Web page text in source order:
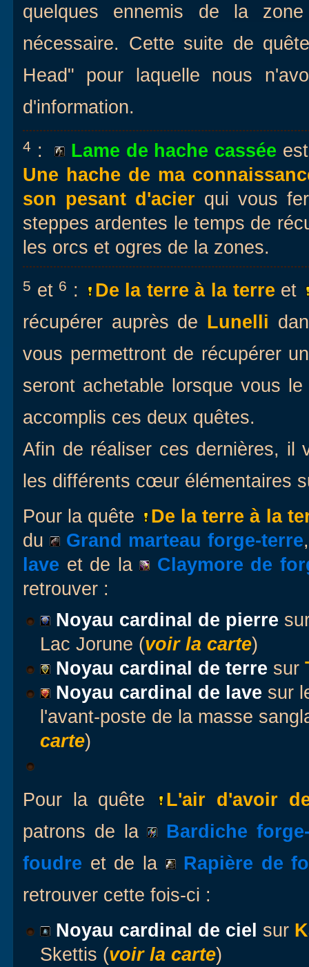
quelques ennemis de la
nécessaire. Cette suite de
Head" pour laquelle nous
d'information.
4 : Lame de hache cassée
Une hache de ma
son pesant d'acier qui vous
steppes ardentes le temps de
les orcs et ogres de la zones.
5 et 6 : De la terre à la terre et
récupérer auprès de Lunelli
vous permettront de récupérer
seront achetable lorsque vous
accomplis ces deux quêtes.
Afin de réaliser ces dernières, il
les différents cœur élémentaires
Pour la quête
De la terre à la
du
Grand marteau forge-terre
lave et de la
Claymore de
retrouver :
Noyau cardinal de pierre
Lac Jorune (voir la carte)
Noyau cardinal de terre sur
Noyau cardinal de lave sur
l'avant-poste de la masse
carte)
Pour la quête
L'air d'avoir
patrons de la
Bardiche
foudre et de la
Rapière de
retrouver cette fois-ci :
Noyau cardinal de ciel sur
Skettis (voir la carte)